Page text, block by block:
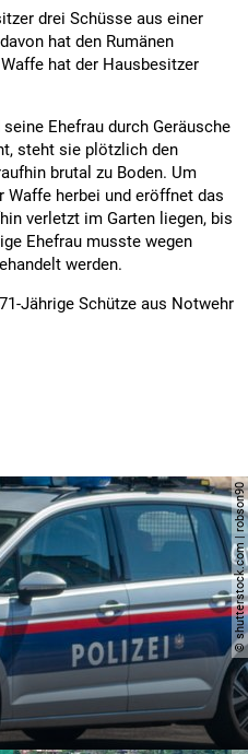
drei Schüsse aus einer
hat den Rumänen
hat der Hausbesitzer
Ehefrau durch Geräusche
steht sie plötzlich den
brutal zu Boden. Um
Waffe herbei und eröffnet das
verletzt im Garten liegen, bis
Ehefrau musste wegen
werden.
Jährige Schütze aus Notwehr
© shutterstock.com | robson90